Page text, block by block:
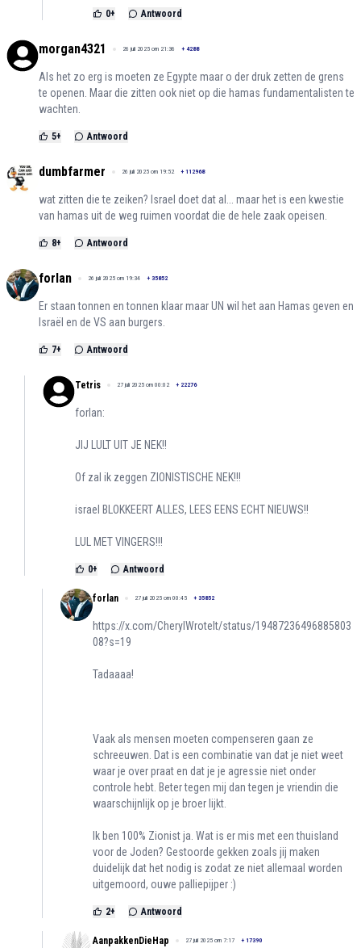
0+ Antwoord
morgan4321 26 juli 2025 om 21:36 + 4288
Als het zo erg is moeten ze Egypte maar o der druk zetten de grens
te openen. Maar die zitten ook niet op die hamas fundamentalisten te
wachten.
5+ Antwoord
dumbfarmer 26 juli 2025 om 19:52 + 112968
wat zitten die te zeiken? Israel doet dat al... maar het is een kwestie
van hamas uit de weg ruimen voordat die de hele zaak opeisen.
8+ Antwoord
forlan 26 juli 2025 om 19:34 + 35852
Er staan tonnen en tonnen klaar maar UN wil het aan Hamas geven en
Israël en de VS aan burgers.
7+ Antwoord
Tetris 27 juli 2025 om 00:02 + 22276
forlan:
JIJ LULT UIT JE NEK!!
Of zal ik zeggen ZIONISTISCHE NEK!!!
israel BLOKKEERT ALLES, LEES EENS ECHT NIEUWS!!
LUL MET VINGERS!!!
0+ Antwoord
forlan 27 juli 2025 om 00:45 + 35852
https://x.com/CherylWroteIt/status/19487236496885803
08?s=19
Tadaaaa!
Vaak als mensen moeten compenseren gaan ze
schreeuwen. Dat is een combinatie van dat je niet weet
waar je over praat en dat je je agressie niet onder
controle hebt. Beter tegen mij dan tegen je vriendin die
waarschijnlijk op je broer lijkt.
Ik ben 100% Zionist ja. Wat is er mis met een thuisland
voor de Joden? Gestoorde gekken zoals jij maken
duidelijk dat het nodig is zodat ze niet allemaal worden
uitgemoord, ouwe palliepijper :)
2+ Antwoord
AanpakkenDieHap 27 juli 2025 om 7:17 + 17390